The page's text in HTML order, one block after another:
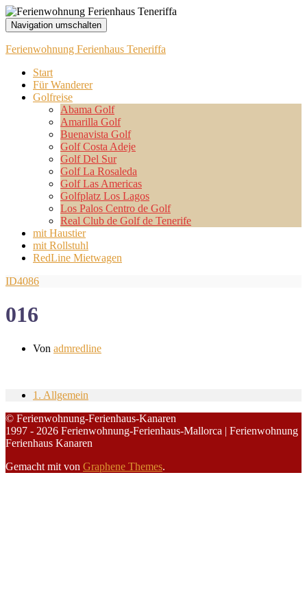
Navigation umschalten
Ferienwohnung Ferienhaus Teneriffa
Start
Für Wanderer
Golfreise
Abama Golf
Amarilla Golf
Buenavista Golf
Golf Costa Adeje
Golf Del Sur
Golf La Rosaleda
Golf Las Americas
Golfplatz Los Lagos
Los Palos Centro de Golf
Real Club de Golf de Tenerife
mit Haustier
mit Rollstuhl
RedLine Mietwagen
ID4086
016
Von admredline
1. Allgemein
© Ferienwohnung-Ferienhaus-Kanaren
1997 - 2026 Ferienwohnung-Ferienhaus-Mallorca | Ferienwohnung
Ferienhaus Kanaren
Gemacht mit von Graphene Themes.